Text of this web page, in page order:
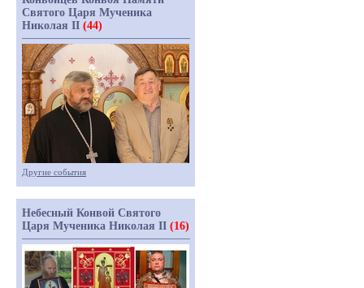
Святого Царя Мученика
Николая II (44)
Другие события
Небесный Конвой Святого
Царя Мученика Николая II (16)